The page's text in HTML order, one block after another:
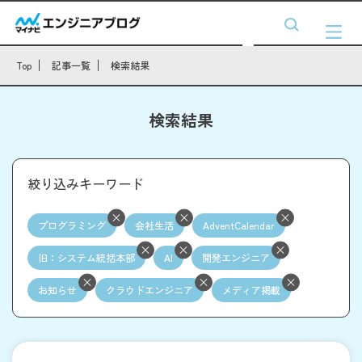
Top 記事一覧 検索結果
検索結果
絞り込みキーワード
プログラミング 会社生活 AdventCalendar
旧：システム統括本部 AI 開発エンジニア
お知らせ クラウドエンジニア メディア掲載